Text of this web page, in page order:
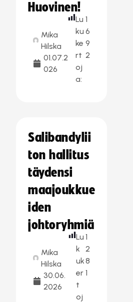
Huovinen!
Mika
Hilska
01.07.2
026
Lu
ku
ke
rt
oj
a:
1
6
9
2
Salibandylii
ton hallitus
täydensi
maajoukkue
iden
johtoryhmiä
Mika
Hilska
30.06.
2026
Lu
k
uk
er
t
oj
1
2
8
1